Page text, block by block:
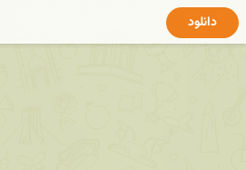
دانلود